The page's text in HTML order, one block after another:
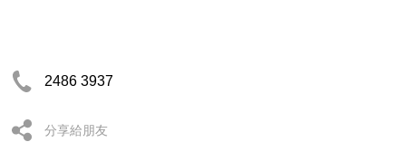
2486 3937
分享給朋友